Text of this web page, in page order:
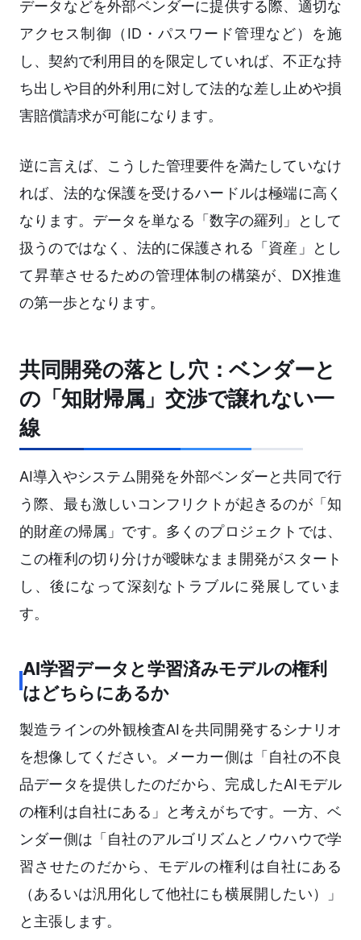
データなどを外部ベンダーに提供する際、適切な
アクセス制御（ID・パスワード管理など）を施
し、契約で利用目的を限定していれば、不正な持
ち出しや目的外利用に対して法的な差し止めや損
害賠償請求が可能になります。
逆に言えば、こうした管理要件を満たしていなけ
れば、法的な保護を受けるハードルは極端に高く
なります。データを単なる「数字の羅列」として
扱うのではなく、法的に保護される「資産」とし
て昇華させるための管理体制の構築が、DX推進
の第一歩となります。
共同開発の落とし穴：ベンダーと
の「知財帰属」交渉で譲れない一
線
AI導入やシステム開発を外部ベンダーと共同で行
う際、最も激しいコンフリクトが起きるのが「知
的財産の帰属」です。多くのプロジェクトでは、
この権利の切り分けが曖昧なまま開発がスタート
し、後になって深刻なトラブルに発展していま
す。
AI学習データと学習済みモデルの権利
はどちらにあるか
製造ラインの外観検査AIを共同開発するシナリオ
を想像してください。メーカー側は「自社の不良
品データを提供したのだから、完成したAIモデル
の権利は自社にある」と考えがちです。一方、ベ
ンダー側は「自社のアルゴリズムとノウハウで学
習させたのだから、モデルの権利は自社にある
（あるいは汎用化して他社にも横展開したい）」
と主張します。